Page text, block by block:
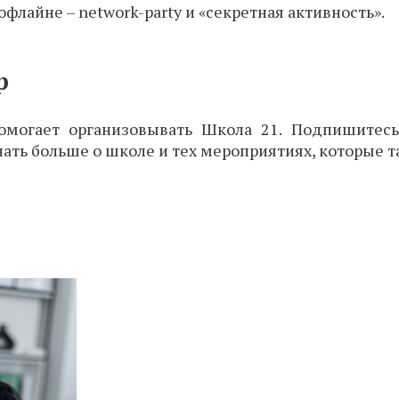
– network-party и «секретная активность».
организовывать Школа 21.
больше о школе и тех мероприятиях, которые